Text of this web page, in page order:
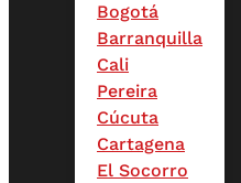
Bogotá
Barranquilla
Cali
Pereira
Cúcuta
Cartagena
El Socorro